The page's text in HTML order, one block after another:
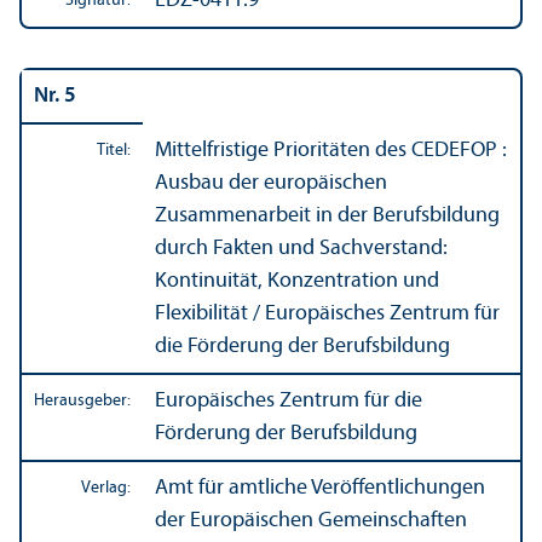
Nr. 5
Titel:
Mittelfristige Prioritäten des CEDEFOP :
Ausbau der europäischen
Zusammenarbeit in der Berufsbildung
durch Fakten und Sachverstand:
Kontinuität, Konzentration und
Flexibilität / Europäisches Zentrum für
die Förderung der Berufsbildung
Herausgeber:
Europäisches Zentrum für die
Förderung der Berufsbildung
Verlag:
Amt für amtliche Veröffentlichungen
der Europäischen Gemeinschaften